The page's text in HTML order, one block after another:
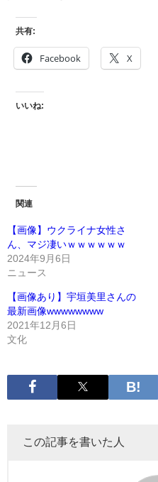
共有:
Facebook X
いいね:
関連
【画像】ウクライナ女性さ
ん、マジ凄いｗｗｗｗｗｗ
2024年9月6日
ニュース
【画像あり】宇垣美里さんの
最新画像wwwwwwww
2021年12月6日
文化
この記事を書いた人